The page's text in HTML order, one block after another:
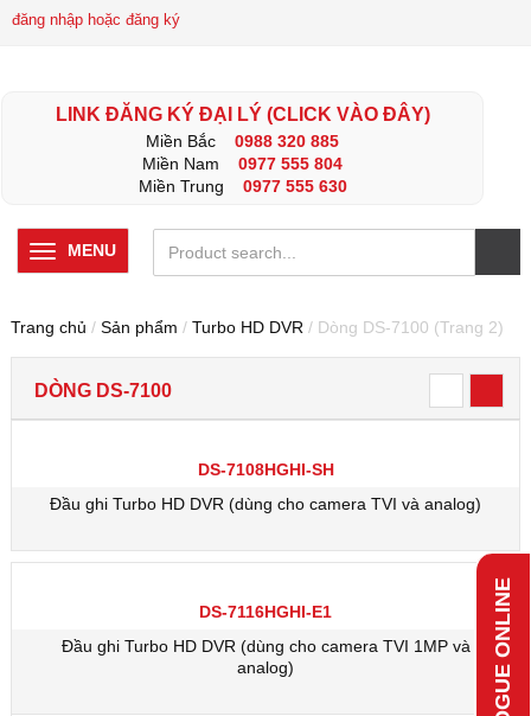
đăng nhập hoặc đăng ký
LINK ĐĂNG KÝ ĐẠI LÝ (CLICK VÀO ĐÂY)
Miền Bắc
0988 320 885
Miền Nam
0977 555 804
Miền Trung
0977 555 630
MENU
Trang chủ / Sản phẩm / Turbo HD DVR / Dòng DS-7100 (Trang 2)
DÒNG DS-7100
DS-7108HGHI-SH
Đầu ghi Turbo HD DVR (dùng cho camera TVI và analog)
DS-7116HGHI-E1
Đầu ghi Turbo HD DVR (dùng cho camera TVI 1MP và
analog)